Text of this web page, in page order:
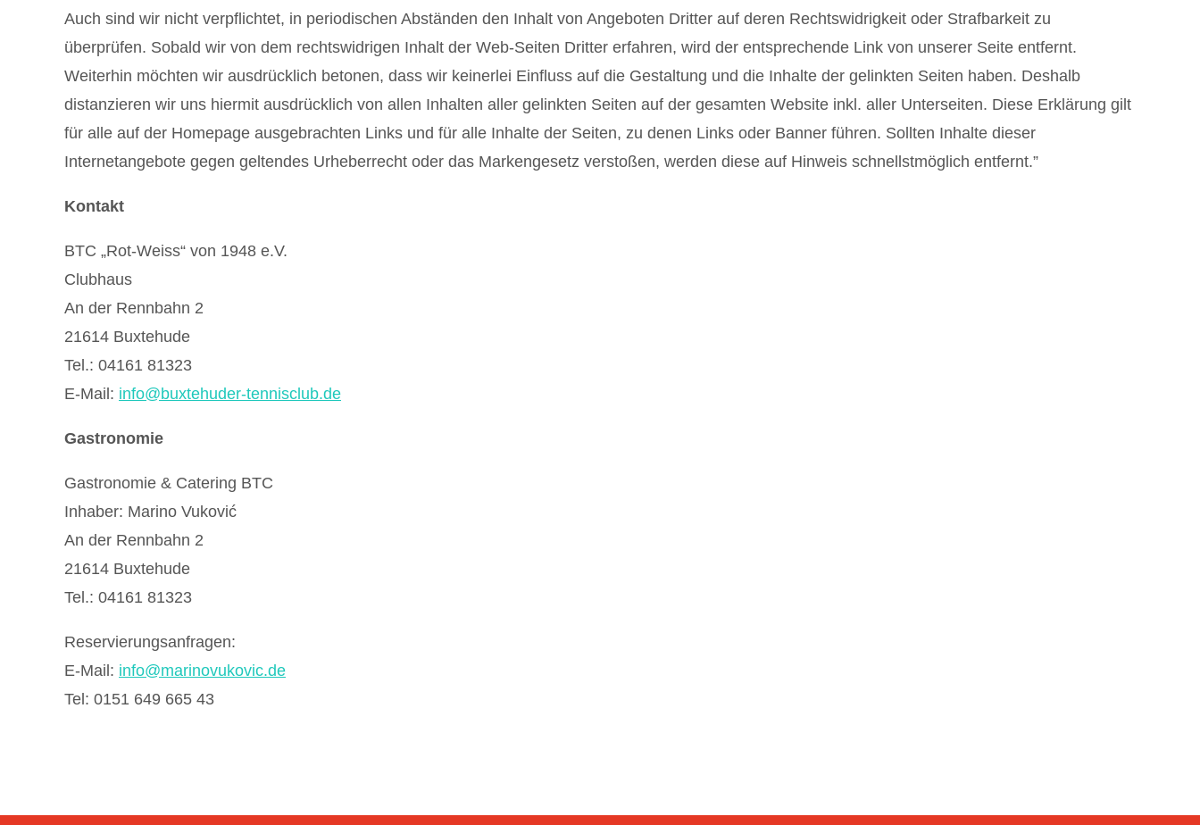
Auch sind wir nicht verpflichtet, in periodischen Abständen den Inhalt von Angeboten Dritter auf deren Rechtswidrigkeit oder Strafbarkeit zu
überprüfen. Sobald wir von dem rechtswidrigen Inhalt der Web-Seiten Dritter erfahren, wird der entsprechende Link von unserer Seite entfernt.
Weiterhin möchten wir ausdrücklich betonen, dass wir keinerlei Einfluss auf die Gestaltung und die Inhalte der gelinkten Seiten haben. Deshalb
distanzieren wir uns hiermit ausdrücklich von allen Inhalten aller gelinkten Seiten auf der gesamten Website inkl. aller Unterseiten. Diese Erklärung gilt
für alle auf der Homepage ausgebrachten Links und für alle Inhalte der Seiten, zu denen Links oder Banner führen. Sollten Inhalte dieser
Internetangebote gegen geltendes Urheberrecht oder das Markengesetz verstoßen, werden diese auf Hinweis schnellstmöglich entfernt.”
Kontakt
BTC „Rot-Weiss“ von 1948 e.V.
Clubhaus
An der Rennbahn 2
21614 Buxtehude
Tel.: 04161 81323
E-Mail: info@buxtehuder-tennisclub.de
Gastronomie
Gastronomie & Catering BTC
Inhaber: Marino Vuković
An der Rennbahn 2
21614 Buxtehude
Tel.: 04161 81323
Reservierungsanfragen:
E-Mail: info@marinovukovic.de
Tel: 0151 649 665 43